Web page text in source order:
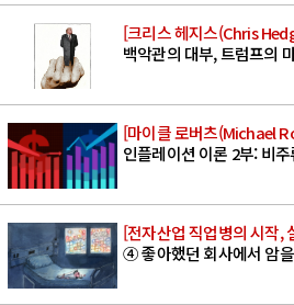
[크리스 헤지스(Chris
백악관의 대부, 트럼프의
[마이클 로버츠(Michael
인플레이션 이론 2부: 비
[전자산업 직업병의 시작,
④ 좋아했던 회사에서 암